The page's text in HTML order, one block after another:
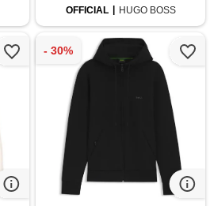
OFFICIAL HUGO BOSS